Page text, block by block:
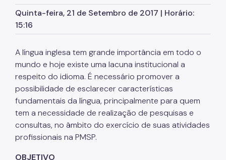
Educadores
Solicitação de Turmas
Laboratório de Inovação - Lab11
Notícias
Colegiado das Escolas de Governo
Quinta-feira, 21 de Setembro de 2017 | Horário:
15:16
A língua inglesa tem grande importância em todo o
mundo e hoje existe uma lacuna institucional a
respeito do idioma. É necessário promover a
possibilidade de esclarecer características
fundamentais da língua, principalmente para quem
tem a necessidade de realização de pesquisas e
consultas, no âmbito do exercício de suas atividades
profissionais na PMSP.
OBJETIVO